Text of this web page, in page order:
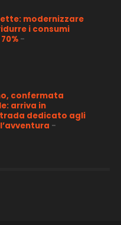
modernizzare
i consumi
-
confermata
arriva in
dedicato agli
-